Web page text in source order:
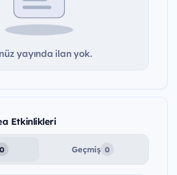
yayında ilan yok.
Etkinlikleri
0 Geçmiş 0